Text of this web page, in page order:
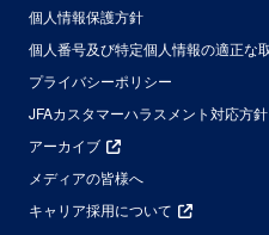
個人情報保護方針
個人番号及び特定個人情報の適正な
プライバシーポリシー
JFAカスタマーハラスメント対応方針
アーカイブ
メディアの皆様へ
キャリア採用について